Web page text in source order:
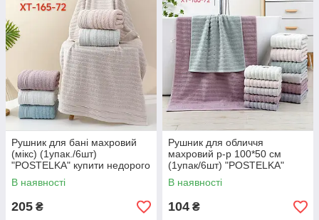
Рушник для бані махровий
(мікс) (1упак./6шт)
"POSTELKA" купити недорого
від прямого постачальника
В наявності
205 ₴
Рушник для обличчя
махровий р-р 100*50 см
(1упак/6шт) "POSTELKA"
недорого від прямого
постачальника
В наявності
104 ₴